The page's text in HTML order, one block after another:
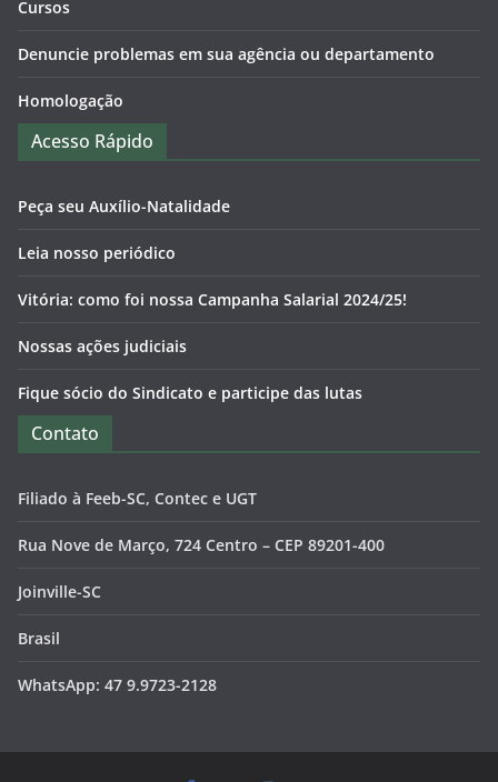
Cursos
Denuncie problemas em sua agência ou departamento
Homologação
Acesso Rápido
Peça seu Auxílio-Natalidade
Leia nosso periódico
Vitória: como foi nossa Campanha Salarial 2024/25!
Nossas ações judiciais
Fique sócio do Sindicato e participe das lutas
Contato
Filiado à Feeb-SC, Contec e UGT
Rua Nove de Março, 724 Centro – CEP 89201-400
Joinville-SC
Brasil
WhatsApp: 47 9.9723-2128